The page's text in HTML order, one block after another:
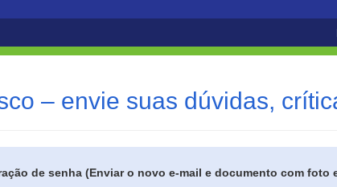
– envie suas dúvidas,
de senha (Enviar o novo e-mail e documento com foto